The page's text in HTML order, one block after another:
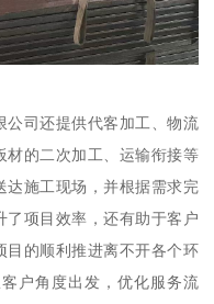
公司还提供代客加工、物流
材的二次加工、运输衔接等
达施工现场，并根据需求完
了项目效率，还有助于客户
目的顺利推进离不开各个环
户角度出发，优化服务流